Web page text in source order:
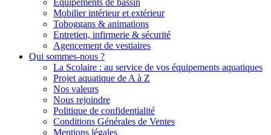
Equipements de bassin
Mobilier intérieur et extérieur
Toboggans & animations
Entretien, infirmerie & sécurité
Agencement de vestiaires
Qui sommes-nous ?
La Scolaire : au service de vos équipements aquatiques
Projet aquatique de A à Z
Nos valeurs
Nous rejoindre
Politique de confidentialité
Conditions Générales de Ventes
Mentions légales